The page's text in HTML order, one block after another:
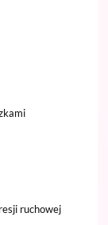
ruchowej